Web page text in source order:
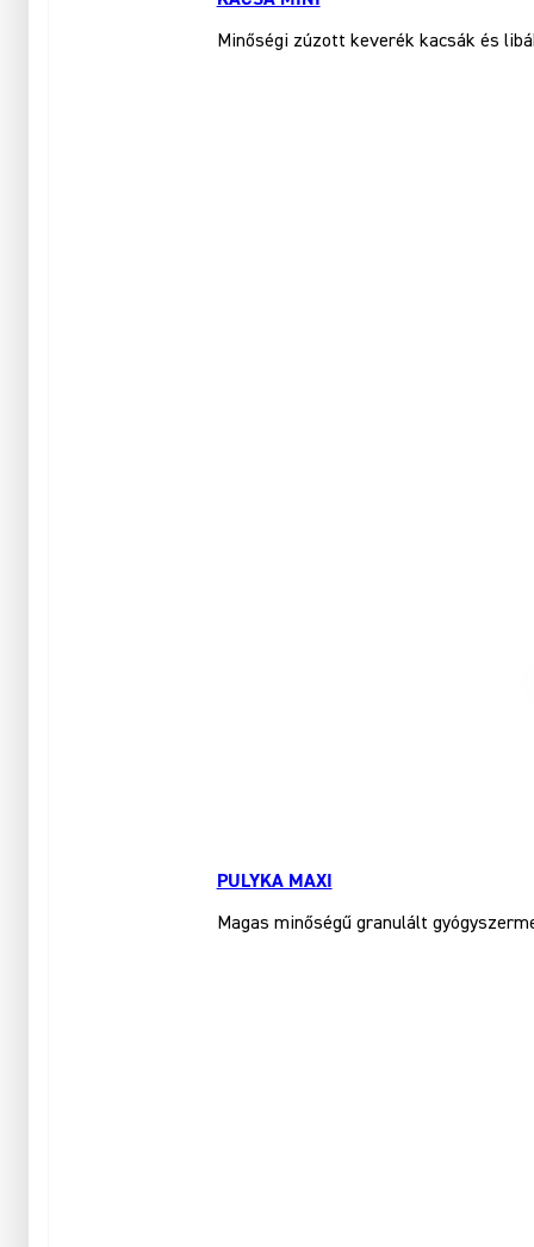
Minőségi zúzott keverék kacsák és
PULYKA MAXI
Magas minőségű granulált